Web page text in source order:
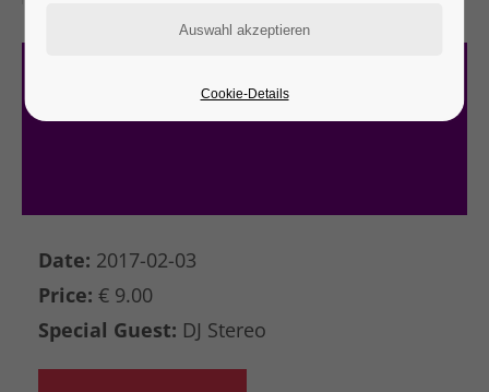
Date: 2017-02-03
Price: € 9.00
Special Guest: DJ Stereo
Cookie-Details